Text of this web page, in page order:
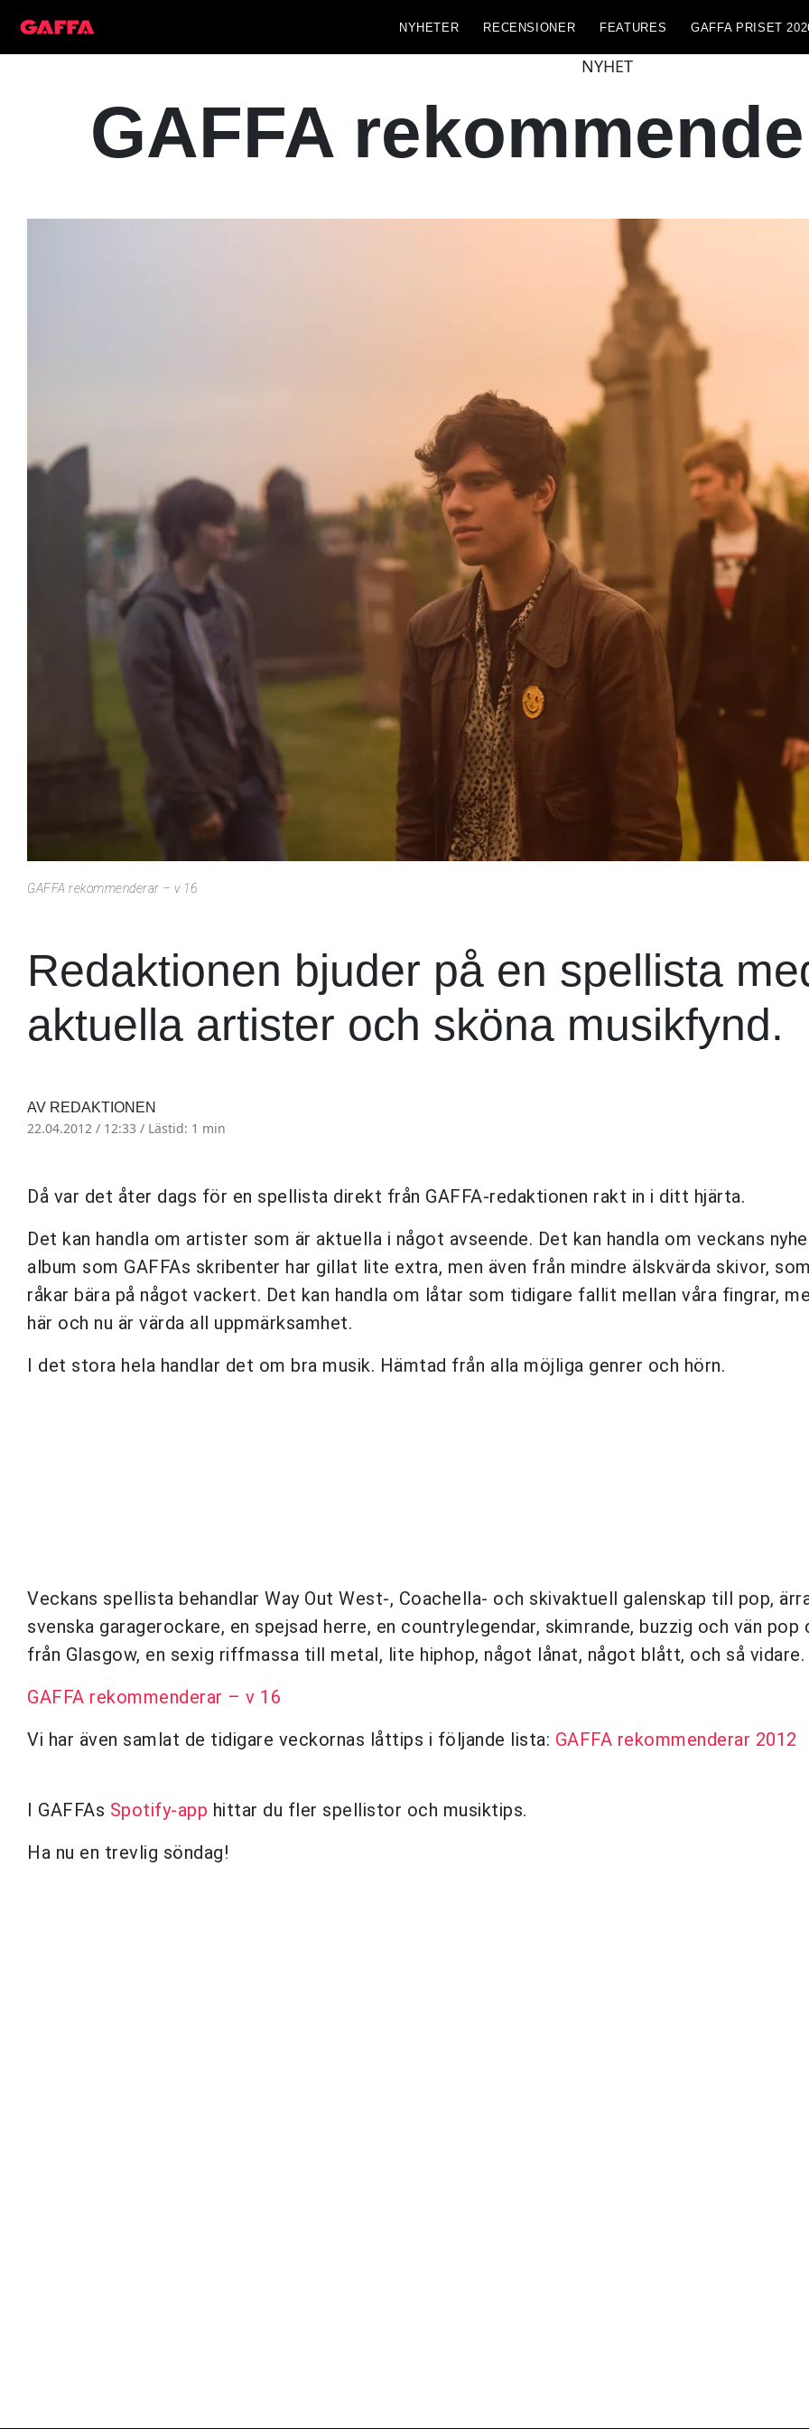
NYHETER RECENSIONER FEATURES GAFFA PRISET
NYHET
GAFFA
GAFFA rekommenderar – v 16
Redaktionen bjuder på en spellista
aktuella artister och sköna musikfynd.
AV REDAKTIONEN
22.04.2012 / 12:33 / Lästid: 1 min
Då var det åter dags för en spellista direkt från GAFFA-redaktionen rakt in i ditt hjärta.
Det kan handla om artister som är aktuella i något avseende. Det kan handla om veckans
album som GAFFAs skribenter har gillat lite extra, men även från mindre älskvärda skivor,
råkar bära på något vackert. Det kan handla om låtar som tidigare fallit mellan våra fingrar,
här och nu är värda all uppmärksamhet.
I det stora hela handlar det om bra musik. Hämtad från alla möjliga genrer och hörn.
Veckans spellista behandlar Way Out West-, Coachella- och skivaktuell galenskap till pop,
svenska garagerockare, en spejsad herre, en countrylegendar, skimrande, buzzig och vän pop
från Glasgow, en sexig riffmassa till metal, lite hiphop, något lånat, något blått, och så vidare.
GAFFA rekommenderar – v 16
Vi har även samlat de tidigare veckornas låttips i följande lista: GAFFA rekommenderar 2012
I GAFFAs Spotify-app hittar du fler spellistor och musiktips.
Ha nu en trevlig söndag!